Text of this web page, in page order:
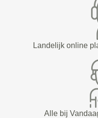
Landelijk online
Alle bij